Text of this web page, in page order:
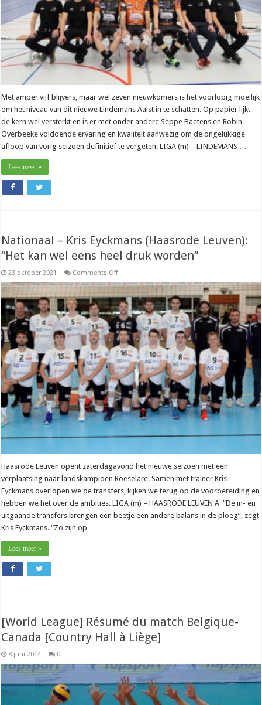
voor
ons”
Met amper vijf blijvers, maar wel zeven nieuwkomers is het voorlopig moeilijk
om het niveau van dit nieuwe Lindemans Aalst in te schatten. Op papier lijkt
de kern wel versterkt en is er met onder andere Seppe Baetens en Robin
Overbeeke voldoende ervaring en kwaliteit aanwezig om de ongelukkige
afloop van vorig seizoen definitief te vergeten. LIGA (m) – LINDEMANS …
Lees meer »
Nationaal – Kris Eyckmans (Haasrode Leuven):
“Het kan wel eens heel druk worden”
23 oktober 2021 Comments Offon
–
Kris
Eyckmans
(Haasrode
Leuven):
“Het
kan
wel
eens
heel
druk
worden”
Haasrode Leuven opent zaterdagavond het nieuwe seizoen met een
verplaatsing naar landskampioen Roeselare. Samen met trainer Kris
Eyckmans overlopen we de transfers, kijken we terug op de voorbereiding en
hebben we het over de ambities. LIGA (m) – HAASRODE LEUVEN A “De in- en
uitgaande transfers brengen een beetje een andere balans in de ploeg”, zegt
Kris Eyckmans. “Zo zijn op …
Lees meer »
[World League] Résumé du match Belgique-
Canada [Country Hall à Liège]
8 juni 2014 0